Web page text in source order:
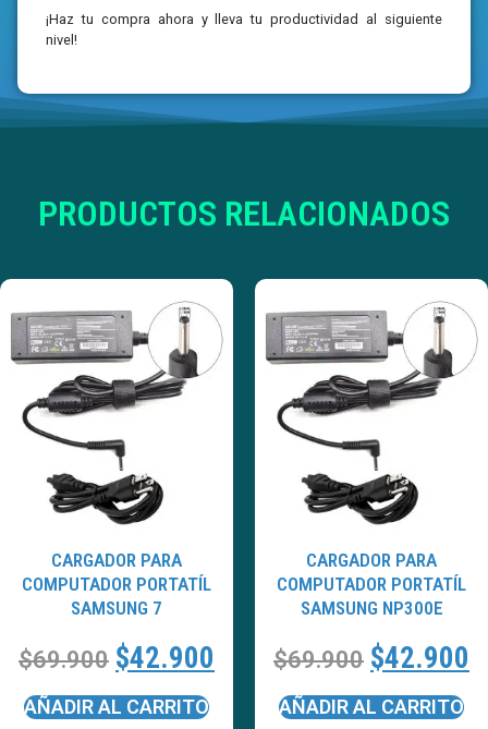
¡Haz tu compra ahora y lleva tu productividad al siguiente
nivel!
PRODUCTOS RELACIONADOS
CARGADOR PARA
COMPUTADOR PORTATÍL
SAMSUNG 7
$69.900 $42.900
AÑADIR AL CARRITO
CARGADOR PARA
COMPUTADOR PORTATÍL
SAMSUNG NP300E
$69.900 $42.900
AÑADIR AL CARRITO